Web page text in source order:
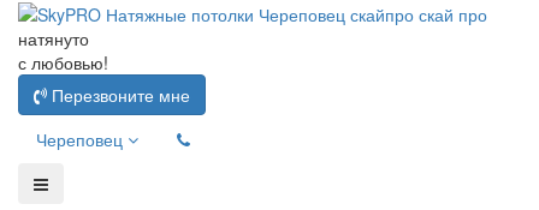
натянуто
с любовью!
Перезвоните мне
Череповец